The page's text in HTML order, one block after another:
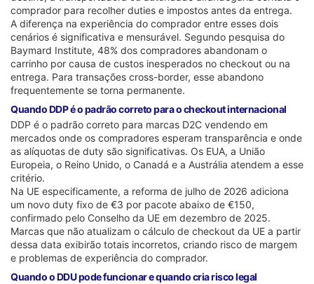
comprador para recolher duties e impostos antes da entrega.
A diferença na experiência do comprador entre esses dois
cenários é significativa e mensurável. Segundo pesquisa do
Baymard Institute, 48% dos compradores abandonam o
carrinho por causa de custos inesperados no checkout ou na
entrega. Para transações cross-border, esse abandono
frequentemente se torna permanente.
Quando DDP é o padrão correto para o checkout internacional
DDP é o padrão correto para marcas D2C vendendo em
mercados onde os compradores esperam transparência e onde
as alíquotas de duty são significativas. Os EUA, a União
Europeia, o Reino Unido, o Canadá e a Austrália atendem a esse
critério.
Na UE especificamente, a reforma de julho de 2026 adiciona
um novo duty fixo de €3 por pacote abaixo de €150,
confirmado pelo Conselho da UE em dezembro de 2025.
Marcas que não atualizam o cálculo de checkout da UE a partir
dessa data exibirão totais incorretos, criando risco de margem
e problemas de experiência do comprador.
Quando o DDU pode funcionar e quando cria risco legal